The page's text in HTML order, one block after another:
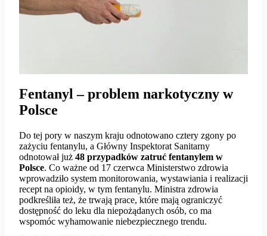
Fentanyl – problem narkotyczny w
Polsce
Do tej pory w naszym kraju odnotowano cztery zgony po
zażyciu fentanylu, a Główny Inspektorat Sanitarny
odnotował już 48 przypadków zatruć fentanylem w
Polsce. Co ważne od 17 czerwca Ministerstwo zdrowia
wprowadziło system monitorowania, wystawiania i realizacji
recept na opioidy, w tym fentanylu. Ministra zdrowia
podkreśliła też, że trwają prace, które mają ograniczyć
dostępność do leku dla niepożądanych osób, co ma
wspomóc wyhamowanie niebezpiecznego trendu.